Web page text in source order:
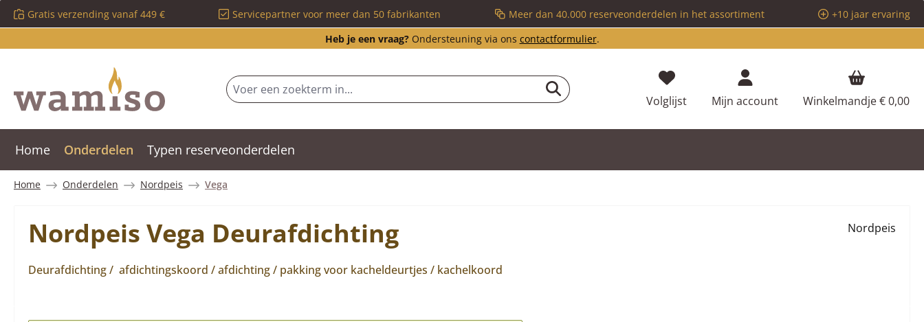
naar de hoofdinhoud
Ga naar de zoekopdracht
Ga naar de hoofdnavigatie
Gratis verzending vanaf 449 € Servicepartner voor meer dan 50 fabrikanten Meer dan 40.000 reserveonderdelen in het assortiment
+10 jaar ervaring
Heb je een vraag?Ondersteuning via ons contactformulier.
VolglijstJe hebt 0 items op je verlanglijstje
Mijn account Winkelmandje€ 0,00
Home Onderdelen Typen reserveonderdelen
Home Onderdelen Nordpeis Vega
Nordpeis Vega Deurafdichting
Deurafdichting / afdichtingskoord / afdichting / pakking voor kacheldeurtjes / kachelkoord
Nordpeis